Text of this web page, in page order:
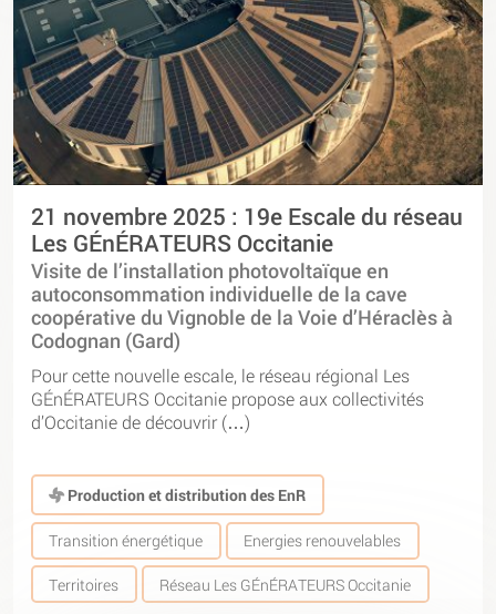
21 novembre 2025 : 19e Escale du réseau
Les GÉnÉRATEURS Occitanie
Visite de l’installation photovoltaïque en
autoconsommation individuelle de la cave
coopérative du Vignoble de la Voie d’Héraclès à
Codognan (Gard)
Pour cette nouvelle escale, le réseau régional Les
GÉnÉRATEURS Occitanie propose aux collectivités
d’Occitanie de découvrir (…)
Production et distribution des EnR
Transition énergétique Energies renouvelables
Territoires Réseau Les GÉnÉRATEURS Occitanie